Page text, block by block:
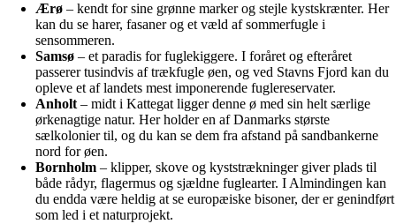
Ærø – kendt for sine grønne marker og stejle kystskrænter. Her
kan du se harer, fasaner og et væld af sommerfugle i
sensommeren.
Samsø – et paradis for fuglekiggere. I foråret og efteråret
passerer tusindvis af trækfugle øen, og ved Stavns Fjord kan du
opleve et af landets mest imponerende fuglereservater.
Anholt– midt i Kattegat ligger denne ø med sin helt særlige
ørkenagtige natur. Her holder en af Danmarks største
sælkolonier til, og du kan se dem fra afstand på sandbankerne
nord for øen.
Bornholm – klipper, skove og kyststrækninger giver plads til
både rådyr, flagermus og sjældne fuglearter. I Almindingen kan
du endda være heldig at se europæiske bisoner, der er genindført
som led i et naturprojekt.